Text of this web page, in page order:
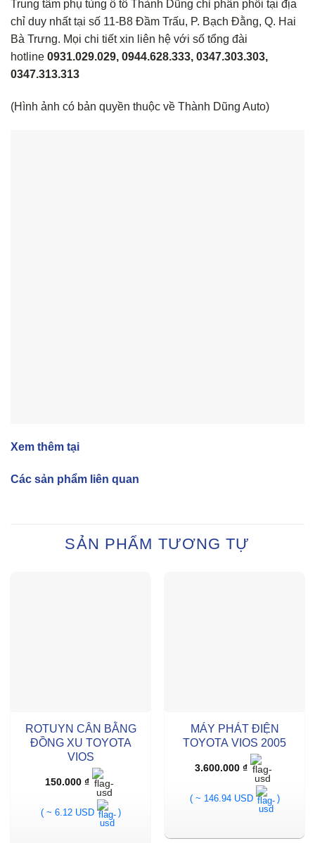
Trung tâm phụ tùng ô tô Thành Dũng chỉ phân phối tại địa
chỉ duy nhất tại số 11-B8 Đầm Trấu, P. Bạch Đằng, Q. Hai
Bà Trưng. Mọi chi tiết xin liên hệ với số tổng đài
hotline 0931.029.029, 0944.628.333, 0347.303.303,
0347.313.313
(Hình ảnh có bản quyền thuộc về Thành Dũng Auto)
Xem thêm tại
Các sản phẩm liên quan
SẢN PHẨM TƯƠNG TỰ
ROTUYN CÂN BẰNG
ĐỒNG XU TOYOTA
VIOS
150.000 ₫
( ~ 6.12 USD )
MÁY PHÁT ĐIỆN
TOYOTA VIOS 2005
3.600.000 ₫
( ~ 146.94 USD )